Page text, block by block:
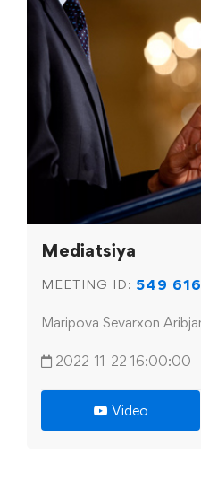
Mediatsiya
MEETING ID: 549
Maripova Sevarxon
2022-11-22 16:00:00
Video